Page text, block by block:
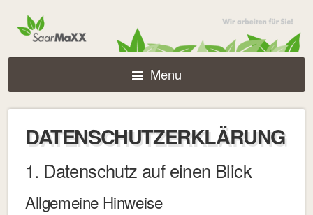
Menu
DATENSCHUTZERKLÄRUNG
1. Datenschutz auf einen Blick
Allgemeine Hinweise